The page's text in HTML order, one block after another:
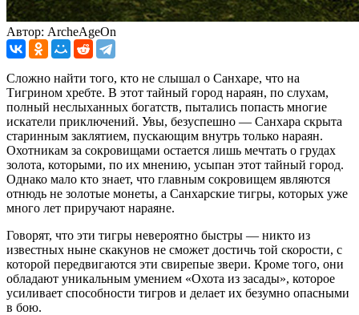
Автор: ArcheAgeOn
Сложно найти того, кто не слышал о Санхаре, что на
Тигрином хребте. В этот тайный город нараян, по слухам,
полный неслыханных богатств, пытались попасть многие
искатели приключений. Увы, безуспешно — Санхара скрыта
старинным заклятием, пускающим внутрь только нараян.
Охотникам за сокровищами остается лишь мечтать о грудах
золота, которыми, по их мнению, усыпан этот тайный город.
Однако мало кто знает, что главным сокровищем являются
отнюдь не золотые монеты, а Санхарские тигры, которых уже
много лет приручают нараяне.
Говорят, что эти тигры невероятно быстры — никто из
известных ныне скакунов не сможет достичь той скорости, с
которой передвигаются эти свирепые звери. Кроме того, они
обладают уникальным умением «Охота из засады», которое
усиливает способности тигров и делает их безумно опасными
в бою.